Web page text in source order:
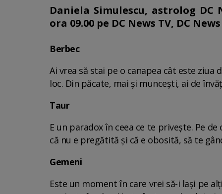
Daniela Simulescu, astrolog
ora 09.00 pe DC News TV, DC
Berbec
Ai vrea să stai pe o canapea cât este ziua
loc. Din păcate, mai și muncești, ai de
Taur
E un paradox în ceea ce te privește. Pe
că nu e pregătită și că e obosită, să te
Gemeni
Este un moment în care vrei să-i lași pe